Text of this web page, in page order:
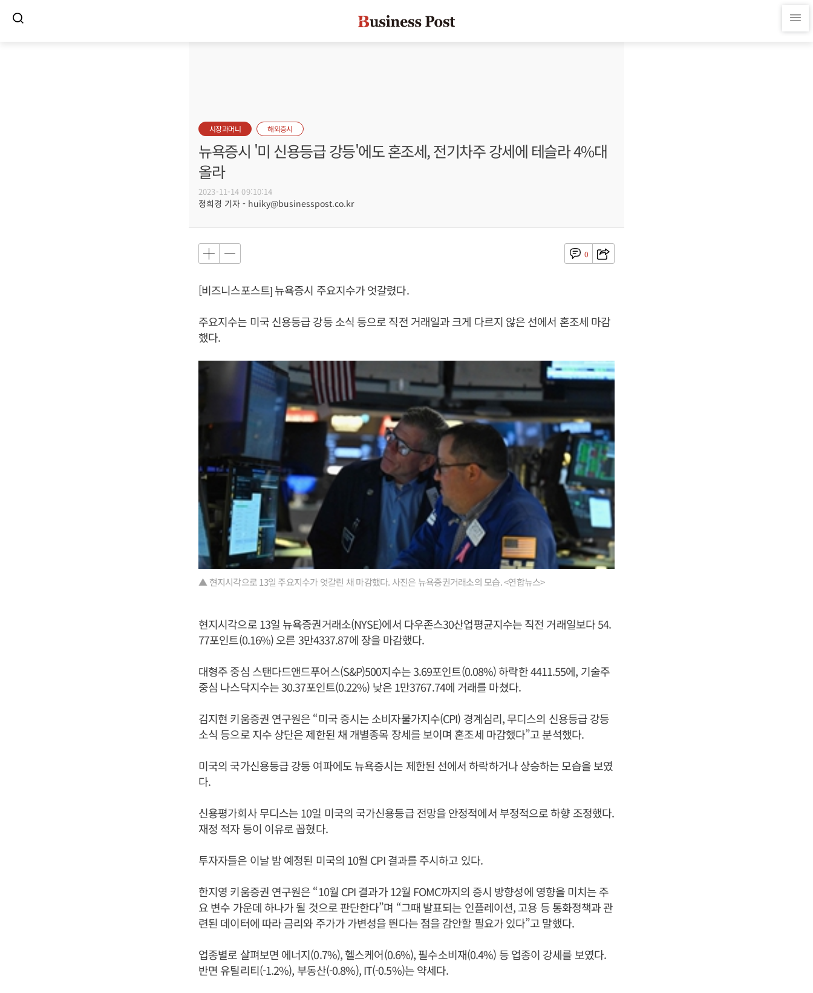
시장과머니 해외증시
뉴욕증시 '미 신용등급 강등'에도 혼조세, 전기차주 강세에 테슬라 4%대
올라
2023-11-14 09:10:14
정희경 기자 - huiky@businesspost.co.kr
0
[비즈니스포스트] 뉴욕증시 주요지수가 엇갈렸다.
주요지수는 미국 신용등급 강등 소식 등으로 직전 거래일과 크게 다르지 않은 선에서 혼조세 마감
했다.
▲ 현지시각으로 13일 주요지수가 엇갈린 채 마감했다. 사진은 뉴욕증권거래소의 모습. <연합뉴스>
현지시각으로 13일 뉴욕증권거래소(NYSE)에서 다우존스30산업평균지수는 직전 거래일보다 54.
77포인트(0.16%) 오른 3만4337.87에 장을 마감했다.
대형주 중심 스탠다드앤드푸어스(S&P)500지수는 3.69포인트(0.08%) 하락한 4411.55에, 기술주
중심 나스닥지수는 30.37포인트(0.22%) 낮은 1만3767.74에 거래를 마쳤다.
김지현 키움증권 연구원은 “미국 증시는 소비자물가지수(CPI) 경계심리, 무디스의 신용등급 강등
소식 등으로 지수 상단은 제한된 채 개별종목 장세를 보이며 혼조세 마감했다”고 분석했다.
미국의 국가신용등급 강등 여파에도 뉴욕증시는 제한된 선에서 하락하거나 상승하는 모습을 보였
다.
신용평가회사 무디스는 10일 미국의 국가신용등급 전망을 안정적에서 부정적으로 하향 조정했다.
재정 적자 등이 이유로 꼽혔다.
투자자들은 이날 밤 예정된 미국의 10월 CPI 결과를 주시하고 있다.
한지영 키움증권 연구원은 “10월 CPI 결과가 12월 FOMC까지의 증시 방향성에 영향을 미치는 주
요 변수 가운데 하나가 될 것으로 판단한다”며 “그때 발표되는 인플레이션, 고용 등 통화정책과 관
련된 데이터에 따라 금리와 주가가 가변성을 띈다는 점을 감안할 필요가 있다”고 말했다.
업종별로 살펴보면 에너지(0.7%), 헬스케어(0.6%), 필수소비재(0.4%) 등 업종이 강세를 보였다.
반면 유틸리티(-1.2%), 부동산(-0.8%), IT(-0.5%)는 약세다.